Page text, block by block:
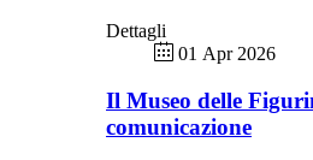
Dettagli
01 Apr 2026
Il Museo delle
comunicazione